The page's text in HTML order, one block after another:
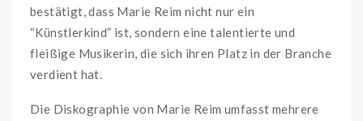
bestätigt, dass Marie Reim nicht nur ein
“Künstlerkind” ist, sondern eine talentierte und
fleißige Musikerin, die sich ihren Platz in der Branche
verdient hat.
Die Diskographie von Marie Reim umfasst mehrere